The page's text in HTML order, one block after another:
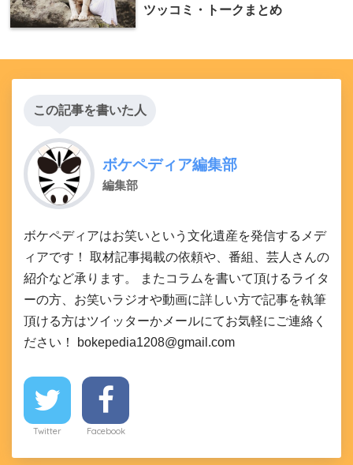
ツッコミ・トークまとめ
この記事を書いた人
ボケペディア編集部
編集部
ボケペディアはお笑いという文化遺産を発信するメデ
ィアです！ 取材記事掲載の依頼や、番組、芸人さんの
紹介など承ります。 またコラムを書いて頂けるライタ
ーの方、お笑いラジオや動画に詳しい方で記事を執筆
頂ける方はツイッターかメールにてお気軽にご連絡く
ださい！ bokepedia1208@gmail.com
Twitter Facebook